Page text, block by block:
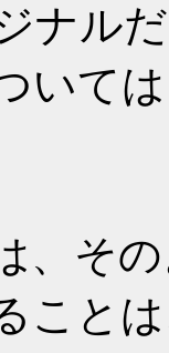
ナル
いて
、そ
こと